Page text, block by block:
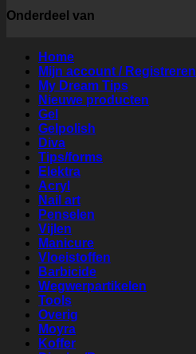
Onderdeel van
Home
Mijn account / Registreren
My Dream Tips
Nieuwe producten
Gel
Gelpolish
Diva
Tips/forms
Elektra
Acryl
Nail art
Penselen
Vijlen
Manicure
Vloeistoffen
Barbicide
Wegwerpartikelen
Tools
Overig
Moyra
Koffer